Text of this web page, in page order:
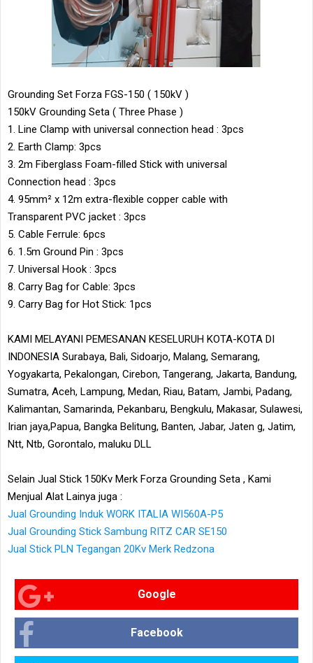
Grounding Set Forza FGS-150 ( 150kV )
150kV Grounding Seta ( Three Phase )
1. Line Clamp with universal connection head : 3pcs
2. Earth Clamp: 3pcs
3. 2m Fiberglass Foam-filled Stick with universal
Connection head : 3pcs
4. 95mm² x 12m extra-flexible copper cable with
Transparent PVC jacket : 3pcs
5. Cable Ferrule: 6pcs
6. 1.5m Ground Pin : 3pcs
7. Universal Hook : 3pcs
8. Carry Bag for Cable: 3pcs
9. Carry Bag for Hot Stick: 1pcs
KAMI MELAYANI PEMESANAN KESELURUH KOTA-KOTA DI
INDONESIA Surabaya, Bali, Sidoarjo, Malang, Semarang,
Yogyakarta, Pekalongan, Cirebon, Tangerang, Jakarta, Bandung,
Sumatra, Aceh, Lampung, Medan, Riau, Batam, Jambi, Padang,
Kalimantan, Samarinda, Pekanbaru, Bengkulu, Makasar, Sulawesi,
Irian jaya,Papua, Bangka Belitung, Banten, Jabar, Jaten g, Jatim,
Ntt, Ntb, Gorontalo, maluku DLL
Selain Jual Stick 150Kv Merk Forza Grounding Seta , Kami
Menjual Alat Lainya juga :
Jual Grounding Induk WORK ITALIA WI560A-P5
Jual Grounding Stick Sambung RITZ CAR SE150
Jual Stick PLN Tegangan 20Kv Merk Redzona
Google
Facebook